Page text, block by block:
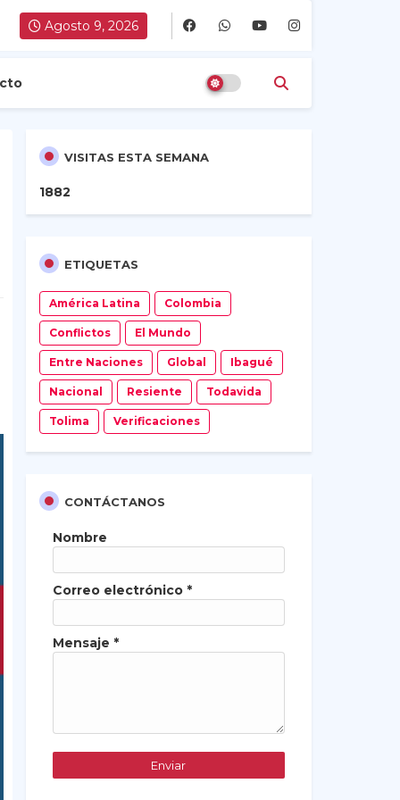
Agosto 9, 2026
VISITAS ESTA SEMANA
1882
ETIQUETAS
América Latina Colombia
Conflictos El Mundo
Entre Naciones Global Ibagué
Nacional Resiente Todavida
Tolima Verificaciones
CONTÁCTANOS
Nombre
Correo electrónico *
Mensaje *